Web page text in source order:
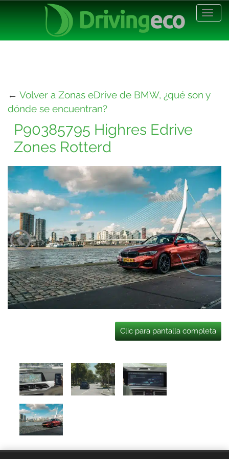
← Volver a Zonas eDrive de BMW, ¿qué son y
dónde se encuentran?
P90385795 Highres Edrive
Zones Rotterd
Clic para pantalla completa